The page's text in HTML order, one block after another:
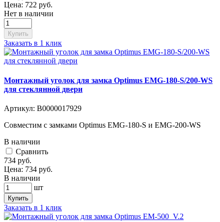
Цена: 722 руб.
Нет в наличии
Купить
Заказать в 1 клик
Монтажный уголок для замка Optimus EMG-180-S/200-WS
для стеклянной двери
Артикул: В0000017929
Совместим с замками Optimus EMG-180-S и EMG-200-WS
В наличии
Cравнить
734 руб.
Цена: 734 руб.
В наличии
шт
Купить
Заказать в 1 клик